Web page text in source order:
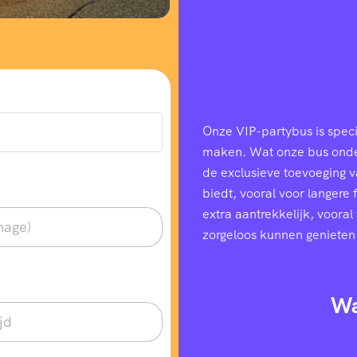
Onze VIP-partybus is
maken. Wat onze bus
de exclusieve toevoeging
biedt, vooral voor langere
extra aantrekkelijk,
zorgeloos kunnen